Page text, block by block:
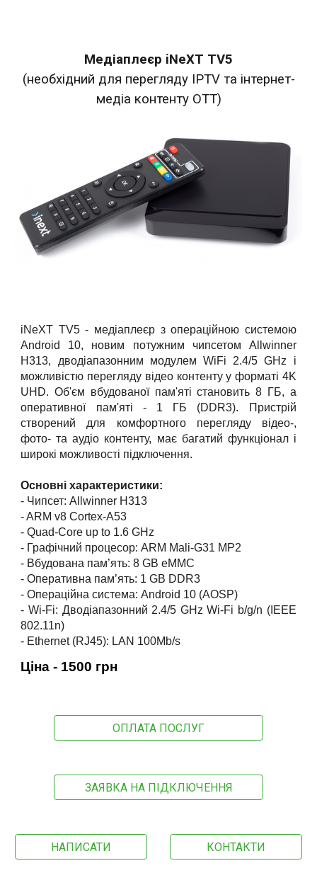
Медіаплеєр iNeXT TV5
(необхідний для перегляду IPTV та інтернет-
медіа контенту OTT)
iNeXT TV5- медіаплеєр з операційною системою
Android 10, новим потужним чипсетом Allwinner
H313, дводіапазонним модулем WiFi 2.4/5 GHz і
можливістю перегляду відео контенту у форматі 4K
UHD. Об'єм вбудованої пам'яті становить 8 ГБ, а
оперативної пам'яті - 1 ГБ (DDR3). Пристрій
створений для комфортного перегляду відео-,
фото- та аудіо контенту, має багатий функціонал і
широкі можливості підключення.
Основні характеристики:
- Чипсет: Allwinner H313
- ARM v8 Cortex-A53
- Quad-Core up to 1.6 GHz
- Графічний процесор: ARM Mali-G31 MP2
- Вбудована пам’ять: 8 GB eMMC
- Оперативна пам’ять: 1 GB DDR3
- Операційна система: Android 10 (AOSP)
- Wi-Fi: Дводіапазонний 2.4/5 GHz Wi-Fi b/g/n (IEEE
802.11n)
- Ethernet (RJ45): LAN 100Mb/s
Ціна - 1500 грн
ОПЛАТА ПОСЛУГ
ЗАЯВКА НА ПІДКЛЮЧЕННЯ
НАПИСАТИ КОНТАКТИ